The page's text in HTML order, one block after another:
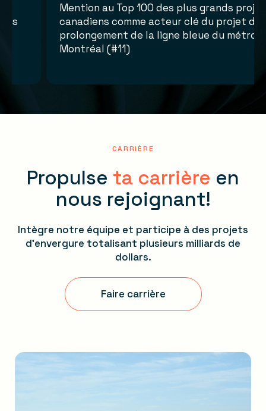
Mention au Top 100 des plus grands
canadiens comme acteur clé du projet
prolongement de la ligne bleue du
Montréal (#11)
des
CARRIÈRE
Propulse ta carrière en
nous rejoignant!
Intègre notre équipe et participe à des projets
d’envergure totalisant plusieurs milliards de
dollars.
Faire carrière